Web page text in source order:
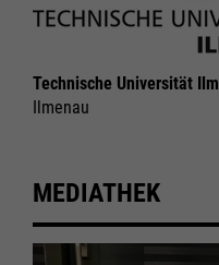
Technische Universität
Ilmenau
MEDIATHEK